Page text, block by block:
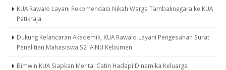
KUA Rawalo Layani Rekomendasi Nikah Warga Tambaknegara ke KUA
Patikraja
Dukung Kelancaran Akademik, KUA Rawalo Layani Pengesahan Surat
Penelitian Mahasiswa S2 IAINU Kebumen
Bimwin KUA Siapkan Mental Catin Hadapi Dinamika Keluarga